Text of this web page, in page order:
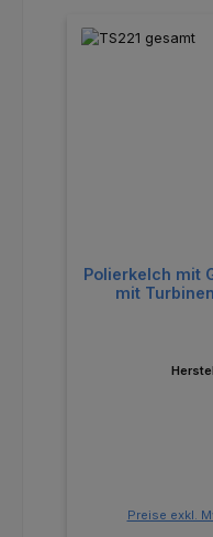
Polierkelch mit
mit
Preise exkl.